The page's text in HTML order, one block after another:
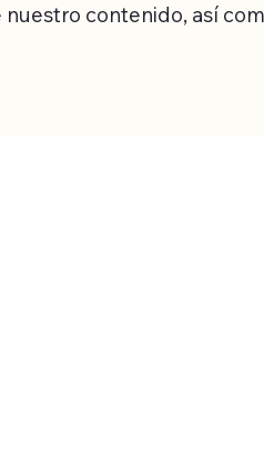
contenido, así